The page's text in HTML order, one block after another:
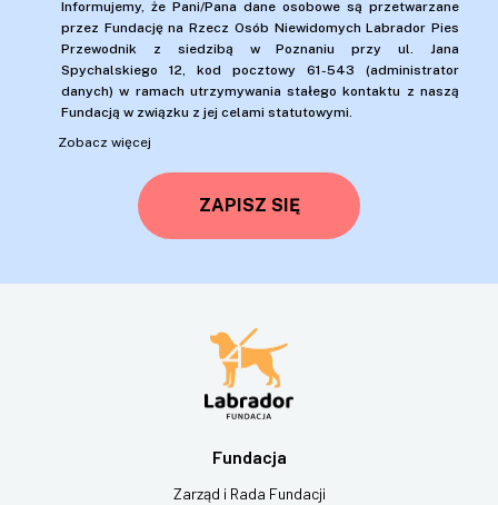
Informujemy, że Pani/Pana dane osobowe są przetwarzane
przez Fundację na Rzecz Osób Niewidomych Labrador Pies
Przewodnik z siedzibą w Poznaniu przy ul. Jana
Spychalskiego 12, kod pocztowy 61-543 (administrator
danych) w ramach utrzymywania stałego kontaktu z naszą
Fundacją w związku z jej celami statutowymi.
Zobacz więcej
ZAPISZ SIĘ
Fundacja
Zarząd i Rada Fundacji